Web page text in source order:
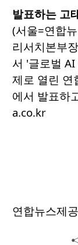
발표하는 고
(서울=연합
리서치본부
서 '글로벌
제로 열린 연
에서 발표하
a.co.kr
연합뉴스제